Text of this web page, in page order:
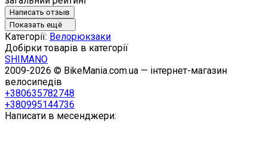
Написать отзыв
Показать ещё
Категорії: Велорюкзаки
Добірки товарів в категорії
SHIMANO
2009-2026 © BikeMania.com.ua — інтернет-магазин
велосипедів
+380635782748
+380995144736
Написати в месенджери: